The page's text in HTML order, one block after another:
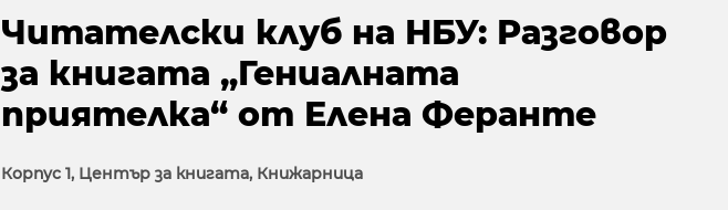
Читателски клуб на НБУ: Разговор
за книгата „Гениалната
приятелка“ от Елена Феранте
Корпус 1, Център за книгата, Книжарница